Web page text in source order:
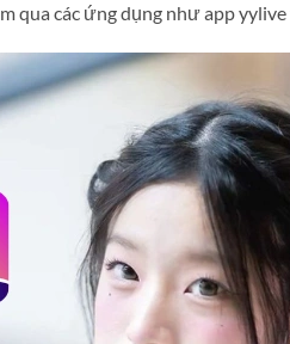
qua các ứng dụng như app